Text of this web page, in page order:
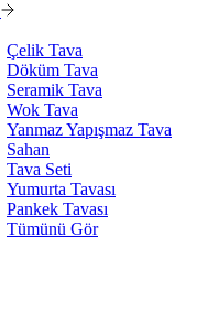
Çelik Tava
Döküm Tava
Seramik Tava
Wok Tava
Yanmaz Yapışmaz Tava
Sahan
Tava Seti
Yumurta Tavası
Pankek Tavası
Tümünü Gör